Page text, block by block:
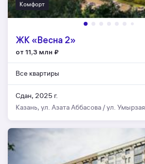
Комфорт
ЖК «Весна 2»
от 11,3 млн ₽
Все квартиры
Сдан, 2025 г.
Казань, ул. Азата Аббасова / ул. Умырзая